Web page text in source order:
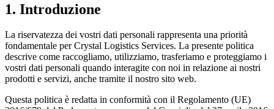
1. Introduzione
La riservatezza dei vostri dati personali rappresenta una priorità
fondamentale per Crystal Logistics Services. La presente politica
descrive come raccogliamo, utilizziamo, trasferiamo e proteggiamo i
vostri dati personali quando interagite con noi in relazione ai nostri
prodotti e servizi, anche tramite il nostro sito web.
Questa politica è redatta in conformità con il Regolamento (UE)